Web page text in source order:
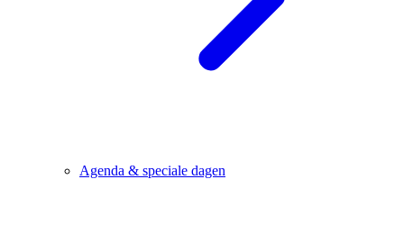
Agenda & speciale dagen